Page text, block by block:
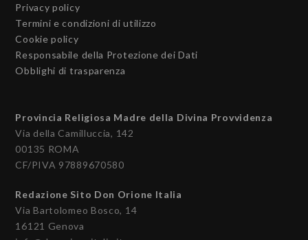
Privacy policy
Termini e condizioni di utilizzo
Cookie policy
Responsabile della Protezione dei Dati
Obblighi di trasparenza
Provincia Religiosa Madre della Divina Provvidenza
Via della Camilluccia, 142
00135 ROMA
CF/PIVA 97889670580
Redazione Sito Don Orione Italia
Via Bartolomeo Bosco, 14
16121 Genova